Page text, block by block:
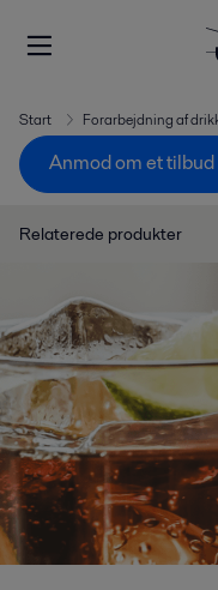
Start Forarbejdning af
Anmod om et tilbud
Relaterede produkter